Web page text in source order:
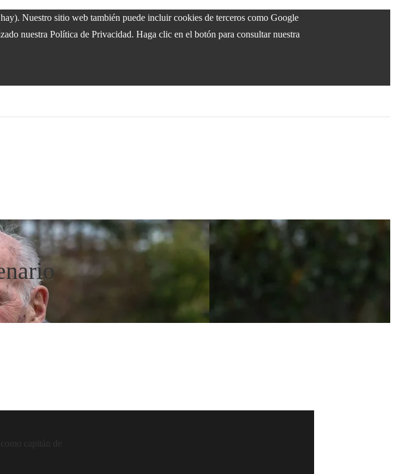
Nuestro sitio web también puede incluir cookies de terceros como Google
nuestra Política de Privacidad. Haga clic en el botón para consultar nuestra
capitán de